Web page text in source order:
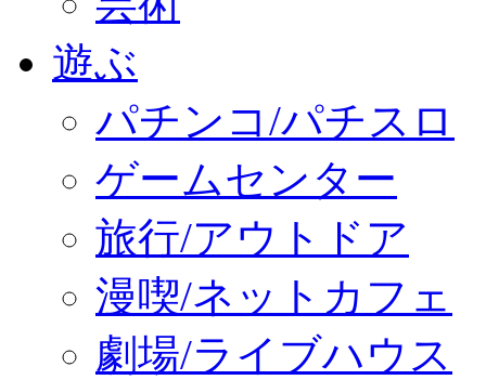
遊ぶ
パチンコ/パチスロ
ゲームセンター
旅行/アウトドア
漫喫/ネットカフェ
劇場/ライブハウス